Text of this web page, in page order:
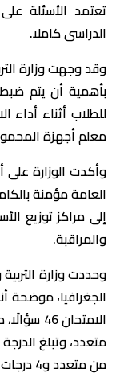
تعتمد الأسئلة
الدراسى كاملا.
وقد وجهت وزارة
بأهمية أن يتم ضبط
للطلاب أثناء أداء
معلم أجهزة
وأكدت الوزارة على
العامة مؤمنة
إلى مراكز توزيع
والمراقبة.
وحددت وزارة
الجغرافيا، موضحة
من متعدد و4 درجات للأسئلة المقالية.